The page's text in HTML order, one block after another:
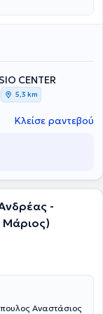
του
Εχει
και
Σταυρός και
Εταιρείας
of
CENTER
5,3 km
Κλείσε ραντεβού
-
Αναστάσιος